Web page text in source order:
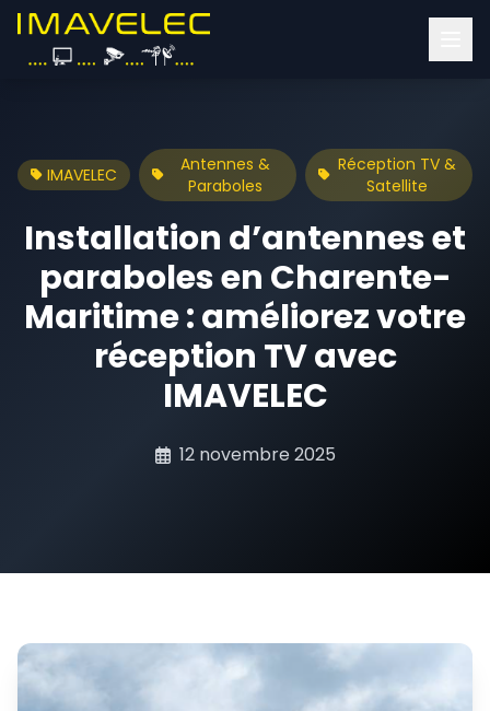
IMAVELEC
Antennes &
Paraboles
Réception TV &
Satellite
Installation d’antennes et
paraboles en Charente-
Maritime : améliorez votre
réception TV avec
IMAVELEC
12 novembre 2025